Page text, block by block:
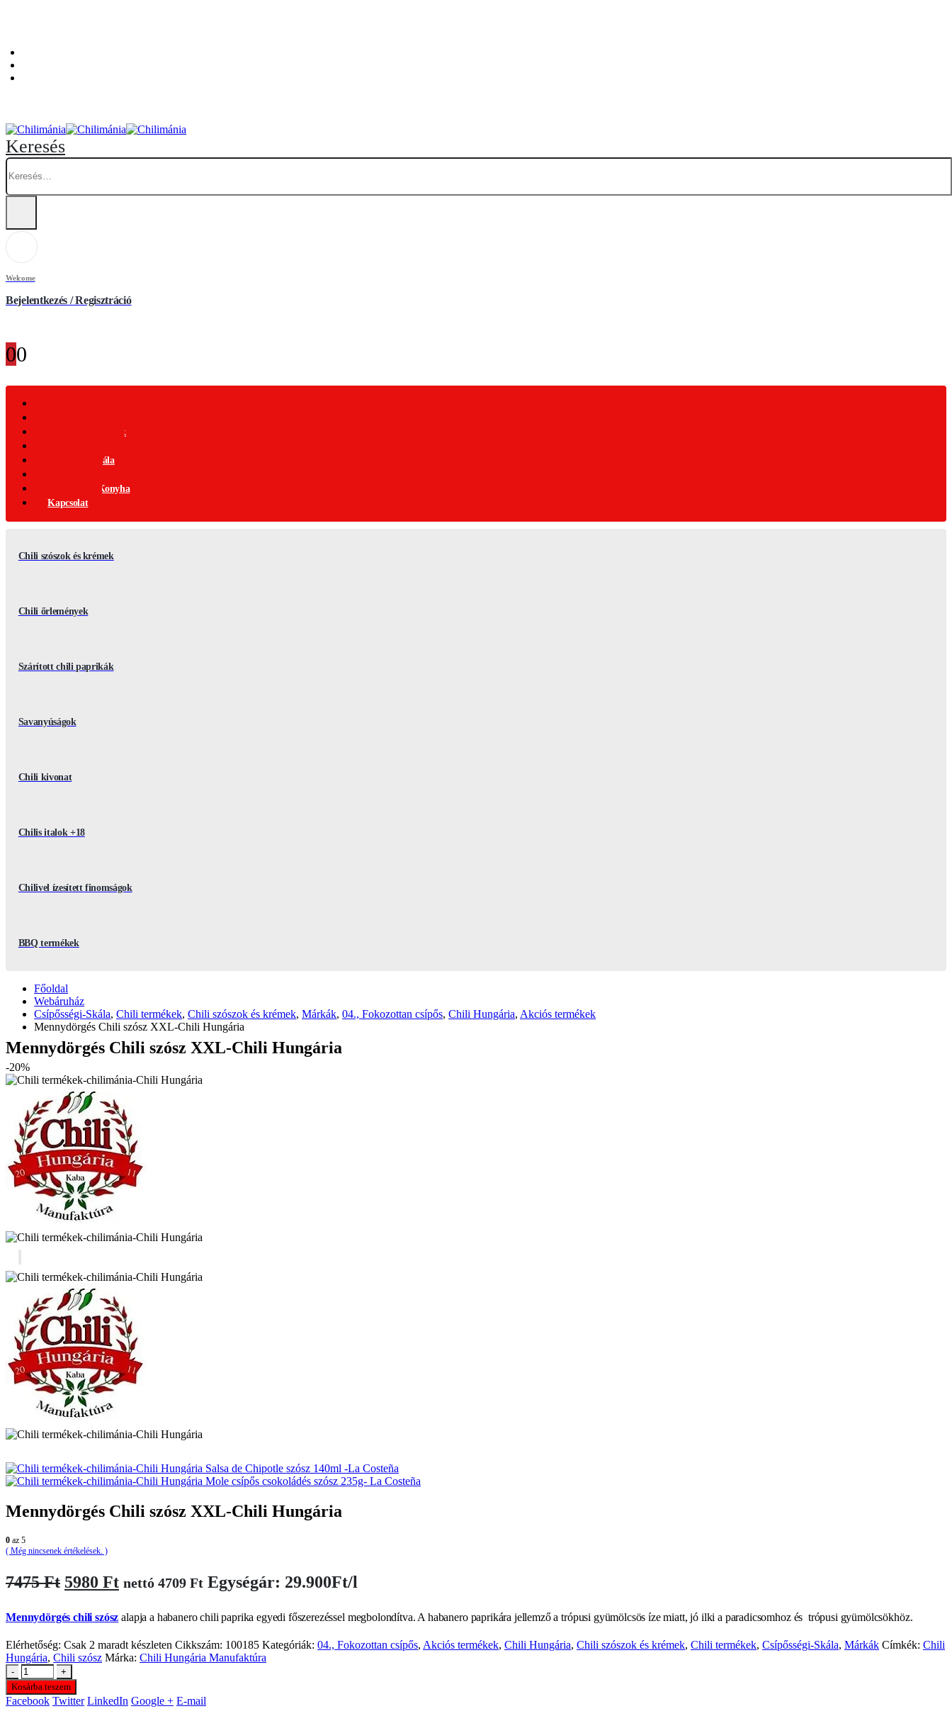
Keresés
Welcome
Bejelentkezés / Regisztráció
00
Ajándék Termékek
Csípősségi-Skála
Nemzetközi Konyha
Kapcsolat
Chili szószok és krémek
Chili őrlemények
Szárított chili paprikák
Savanyúságok
Chili kivonat
Chilis italok +18
Chilivel ízesített finomságok
BBQ termékek
Főoldal
Webáruház
Csípősségi-Skála, Chili termékek, Chili szószok és krémek, Márkák, 04., Fokozottan csípős, Chili Hungária, Akciós termékek
Mennydörgés Chili szósz XXL-Chili Hungária
Mennydörgés Chili szósz XXL-Chili Hungária
-20%
Salsa de Chipotle szósz 140ml -La Costeña
Mole csípős csokoládés szósz 235g- La Costeña
Mennydörgés Chili szósz XXL-Chili Hungária
0 az 5
( Még nincsenek értékelések. )
7475Ft Original
was:
5980 FtCurrent
is:
nettó 4709 Ft Egységár: 29.900Ft/l
Mennydörgés chili szósz alapja a habanero chili paprika egyedi főszerezéssel megbolondítva. A habanero paprikára jellemző a trópusi gyümölcsös íze miatt, jó ilki a paradicsomhoz és trópusi gyümölcsökhöz.
Elérhetőség: Csak 2 maradt készleten Cikkszám: 100185 Kategóriák: 04., Fokozottan csípős, Akciós termékek, Chili Hungária, Chili szószok és krémek, Chili termékek, Csípősségi-Skála, Márkák Címkék: Chili
Hungária, Chili szósz Márka: Chili Hungária Manufaktúra
-
+
Kosárba teszem
Facebook Twitter LinkedIn Google + E-mail